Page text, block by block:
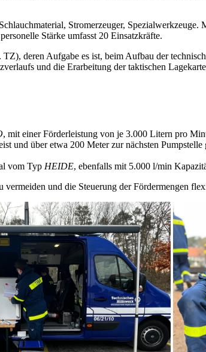
Stromerzeuger,
Stärke umfasst 20 Einsatzkräfte.
deren Aufgabe es ist, beim Aufbau der
und die Erarbeitung der taktischen
, mit einer Förderleistung von je 3.000 Litern pro
und über etwa 200 Meter zur nächsten
vom Typ HEIDE, ebenfalls mit 5.000 l/min
und die Steuerung der Fördermengen